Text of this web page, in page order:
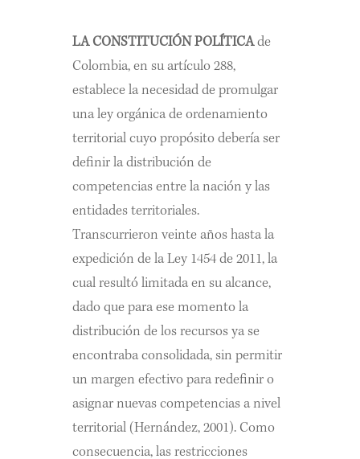
LA CONSTITUCIÓN POLÍTICAde
Colombia, en su artículo 288,
establece la necesidad de promulgar
una ley orgánica de ordenamiento
territorial cuyo propósito debería ser
definir la distribución de
competencias entre la nación y las
entidades territoriales.
Transcurrieron veinte años hasta la
expedición de la Ley 1454 de 2011, la
cual resultó limitada en su alcance,
dado que para ese momento la
distribución de los recursos ya se
encontraba consolidada, sin permitir
un margen efectivo para redefinir o
asignar nuevas competencias a nivel
territorial (Hernández, 2001). Como
consecuencia, las restricciones